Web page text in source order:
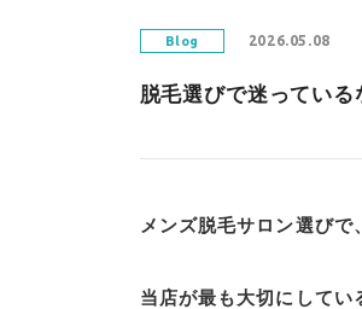
Blog 2026.05.08
脱毛選びで迷っている
メンズ脱毛サロン選びで
当店が最も大切にしてい